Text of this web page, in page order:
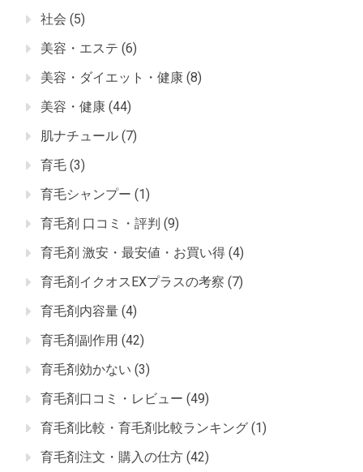
社会 (5)
美容・エステ (6)
美容・ダイエット・健康 (8)
美容・健康 (44)
肌ナチュール (7)
育毛 (3)
育毛シャンプー (1)
育毛剤 口コミ・評判 (9)
育毛剤 激安・最安値・お買い得 (4)
育毛剤イクオスEXプラスの考察 (7)
育毛剤内容量 (4)
育毛剤副作用 (42)
育毛剤効かない (3)
育毛剤口コミ・レビュー (49)
育毛剤比較・育毛剤比較ランキング (1)
育毛剤注文・購入の仕方 (42)